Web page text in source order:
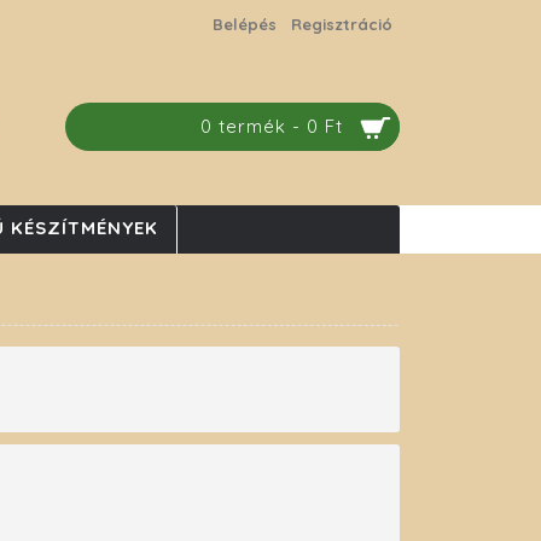
Belépés Regisztráció
0 termék - 0 Ft
KÉSZÍTMÉNYEK